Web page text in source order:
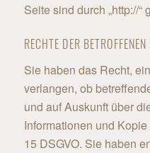
Seite sind durch „http://“
RECHTE DER
Sie haben das Recht,
verlangen, ob
und auf Auskunft über
Informationen und
15 DSGVO. Sie haben